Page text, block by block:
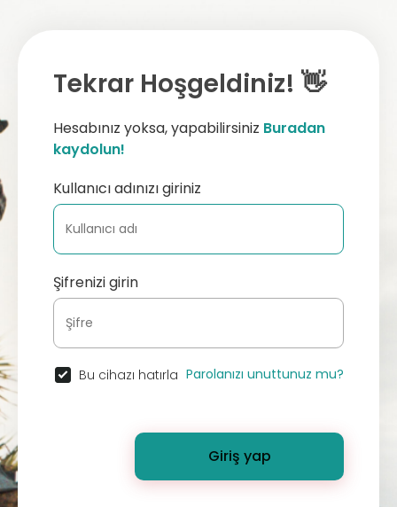
Tekrar Hoşgeldiniz! 👋
Hesabınız yoksa, yapabilirsiniz Buradan
kaydolun!
Kullanıcı adınızı giriniz
Şifrenizi girin
Bu cihazı hatırla Parolanızı unuttunuz mu?
Giriş yap